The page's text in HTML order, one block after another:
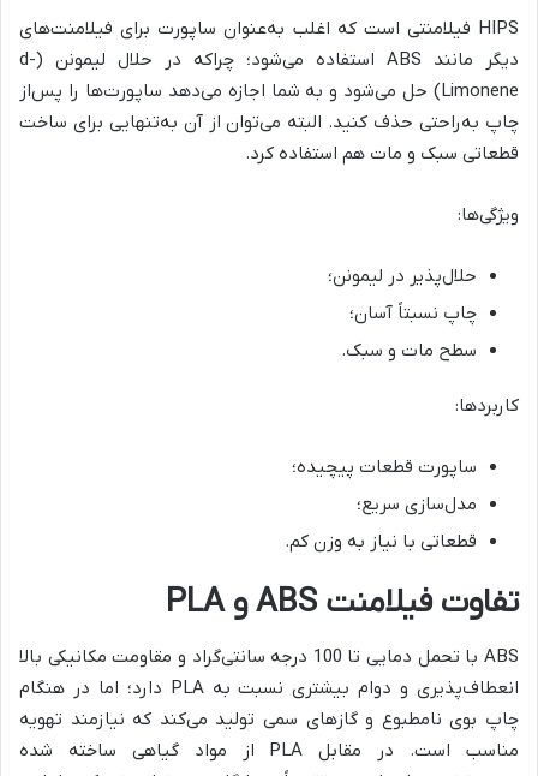
HIPS فیلامنتی است که اغلب به‌عنوان ساپورت برای فیلامنت‌های
دیگر مانند ABS استفاده می‌شود؛ چراکه در حلال لیمونن (d-
Limonene) حل می‌شود و به شما اجازه می‌دهد ساپورت‌ها را پس‌از
چاپ به‌راحتی حذف کنید. البته می‌توان از آن به‌تنهایی برای ساخت
قطعاتی سبک و مات هم استفاده کرد.
ویژگی‌ها:
حلال‌پذیر در لیمونن؛
چاپ نسبتاً آسان؛
سطح مات و سبک.
کاربردها:
ساپورت قطعات پیچیده؛
مدل‌سازی سریع؛
قطعاتی با نیاز به وزن کم.
تفاوت فیلامنت ABS و PLA
ABS با تحمل دمایی تا 100 درجه سانتی‌گراد و مقاومت مکانیکی بالا
انعطاف‌پذیری و دوام بیشتری نسبت به PLA دارد؛ اما در هنگام
چاپ بوی نامطبوع و گازهای سمی تولید می‌کند که نیازمند تهویه
مناسب است. در مقابل PLA از مواد گیاهی ساخته شده